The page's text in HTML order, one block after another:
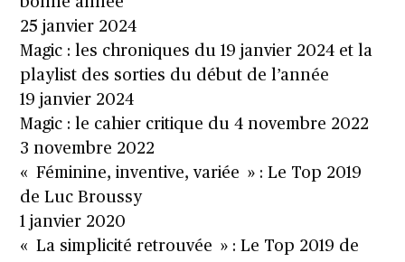
25 janvier 2024
Magic : les chroniques du 19 janvier 2024 et la
playlist des sorties du début de l’année
19 janvier 2024
Magic : le cahier critique du 4 novembre 2022
3 novembre 2022
« Féminine, inventive, variée » : Le Top 2019
de Luc Broussy
1 janvier 2020
« La simplicité retrouvée » : Le Top 2019 de